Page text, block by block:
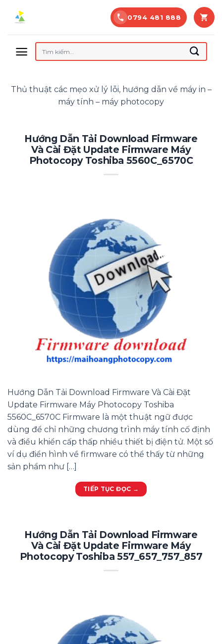
0794 481 888
Tìm
kiếm:
Thủ thuật các mẹo xử lý lỗi, hướng dẫn về máy in –
máy tính – máy photocopy
Hướng Dẫn Tải Download Firmware
Và Cài Đặt Update Firmware Máy
Photocopy Toshiba 5560C_6570C
Hướng Dẫn Tải Download Firmware Và Cài Đặt
Update Firmware Máy Photocopy Toshiba
5560C_6570C Firmware là một thuật ngữ được
dùng để chỉ những chương trình máy tính cố định
và điều khiển cấp thấp nhiều thiết bị điện tử. Một số
ví dụ điển hình về firmware có thể thấy từ những
sản phẩm như […]
TIẾP TỤC ĐỌC →
Hướng Dẫn Tải Download Firmware
Và Cài Đặt Update Firmware Máy
Photocopy Toshiba 557_657_757_857